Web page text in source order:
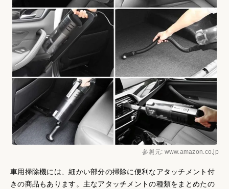
参照元: www.amazon.co.jp
車用掃除機には、細かい部分の掃除に便利なアタッチメント付
きの商品もあります。主なアタッチメントの種類をまとめたの